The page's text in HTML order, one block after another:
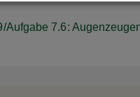
Aufgabe 7.6: